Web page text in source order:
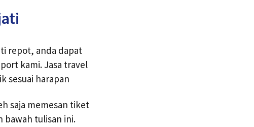
repot, anda dapat
kami. Jasa travel
sesuai harapan
saja memesan tiket
bawah tulisan ini.